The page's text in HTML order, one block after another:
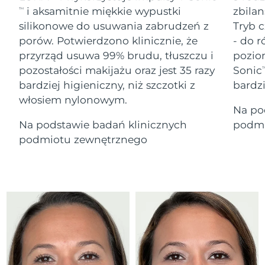
TM
i aksamitnie miękkie wypustki
silikonowe do usuwania zabrudzeń z
porów. Potwierdzono klinicznie, że
przyrząd usuwa 99% brudu, tłuszczu i
pozostałości makijażu oraz jest 35 razy
bardziej higieniczny, niż szczotki z
włosiem nylonowym.
Na podstawie badań klinicznych
podmiotu zewnętrznego
Tryb
- do
Sonic
Na
All revitalizing eye massagers
Advanced pore care essentials
Serum
For healthy hair
issa™ Teeth Whitening Gel
18% PAP
Kosmetyki Mężczyźni
Kupuj
Gibraltar
14/08/2026
Grecja
Oczekiwany czas dostawy
10/08/2026
SRA Hongkong
(Chiny)
Oczekiwany czas dostawy
11/08/2026
Oczekiwany czas dostawy
08/08/2026
Irlandia
Oczekiwany czas dostawy
10/08/2026
Wyspa Man
Oczekiwany czas dostawy
12/08/2026